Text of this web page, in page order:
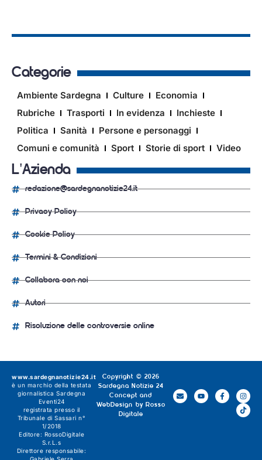
Categorie
Ambiente Sardegna Culture
Economia
Rubriche
Trasporti In evidenza
Inchieste
Politica
Sanità
Persone e personaggi
Comuni e comunità
Sport Storie di sport Video
L'Azienda
redazione@sardegnanotizie24.it
Privacy Policy
Cookie Policy
Termini & Condizioni
Collabora con noi
Autori
Risoluzione delle controversie online
Copyright © 2026
Sardegna Notizie 24
Concept and
WebDesign by Rosso
Digitale
www.sardegnanotizie24.it
è un marchio della testata
giornalistica Sardegna
Eventi24
registrata presso il
Tribunale di Sassari n°
1/2018
Editore: RossoDigitale
S.r.L.s
Direttore responsabile: